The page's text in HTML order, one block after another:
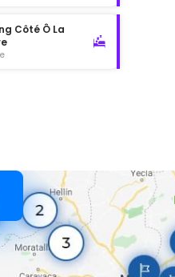
Côté Ô La